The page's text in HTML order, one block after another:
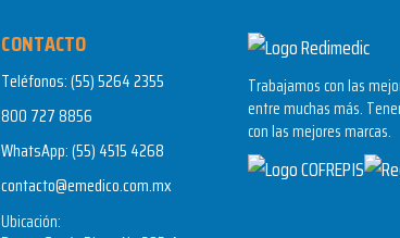
CONTACTO
Teléfonos:(55) 5264 2355
800 727 8856
WhatsApp:(55) 4515 4268
contacto@emedico.com.mx
Ubicación:
Trabajamos con las
entre muchas más.
con las mejores marcas.